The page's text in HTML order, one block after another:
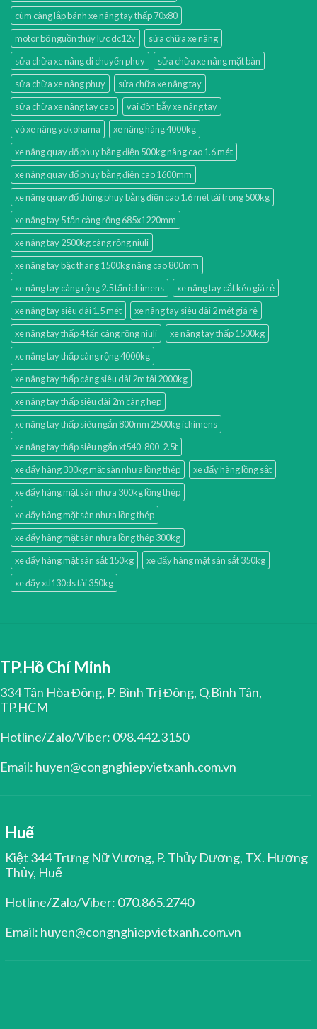
cùm càng lắp bánh xe nâng tay thấp 70x80
motor bộ nguồn thủy lực dc12v
sửa chữa xe nâng
sửa chữa xe nâng di chuyển phuy
sửa chữa xe nâng mặt bàn
sửa chữa xe nâng phuy
sửa chữa xe nâng tay
sửa chữa xe nâng tay cao
vai đòn bẫy xe nâng tay
vỏ xe nâng yokohama
xe nâng hàng 4000kg
xe nâng quay đổ phuy bằng điện 500kg nâng cao 1.6 mét
xe nâng quay đổ phuy bằng điện cao 1600mm
xe nâng quay đổ thùng phuy bằng điện cao 1.6 mét tải trọng 500kg
xe nâng tay 5 tấn càng rộng 685x1220mm
xe nâng tay 2500kg càng rộng niuli
xe nâng tay bậc thang 1500kg nâng cao 800mm
xe nâng tay càng rộng 2.5 tấn ichimens
xe nâng tay cắt kéo giá rẻ
xe nâng tay siêu dài 1.5 mét
xe nâng tay siêu dài 2 mét giá rẻ
xe nâng tay thấp 4 tấn càng rộng niuli
xe nâng tay thấp 1500kg
xe nâng tay thấp càng rộng 4000kg
xe nâng tay thấp càng siêu dài 2m tải 2000kg
xe nâng tay thấp siêu dài 2m càng hẹp
xe nâng tay thấp siêu ngắn 800mm 2500kg ichimens
xe nâng tay thấp siêu ngắn xt540-800-2.5t
xe đẩy hàng 300kg mặt sàn nhựa lồng thép
xe đẩy hàng lồng sắt
xe đẩy hàng mặt sàn nhựa 300kg lồng thép
xe đẩy hàng mặt sàn nhựa lồng thép
xe đẩy hàng mặt sàn nhựa lồng thép 300kg
xe đẩy hàng mặt sàn sắt 150kg
xe đẩy hàng mặt sàn sắt 350kg
xe đẩy xtl130ds tải 350kg
TP.Hồ Chí Minh
334 Tân Hòa Đông, P. Bình Trị Đông, Q.Bình Tân,
TP.HCM
Hotline/Zalo/Viber: 098.442.3150
Email: huyen@congnghiepvietxanh.com.vn
Huế
Kiệt 344 Trưng Nữ Vương, P. Thủy Dương, TX. Hương
Thủy, Huế
Hotline/Zalo/Viber: 070.865.2740
Email: huyen@congnghiepvietxanh.com.vn